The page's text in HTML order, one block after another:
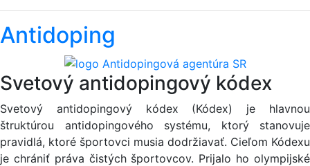
Antidoping
Svetový antidopingový kódex
Svetový antidopingový kódex (Kódex) je hlavnou
štruktúrou antidopingového systému, ktorý stanovuje
pravidlá, ktoré športovci musia dodržiavať. Cieľom Kódexu
je chrániť práva čistých športovcov. Prijalo ho olympijské